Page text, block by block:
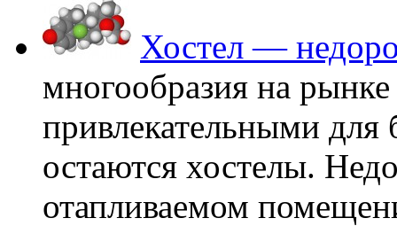
Хостел —
многообразия на
привлекательными
остаются хостелы.
отапливаемом